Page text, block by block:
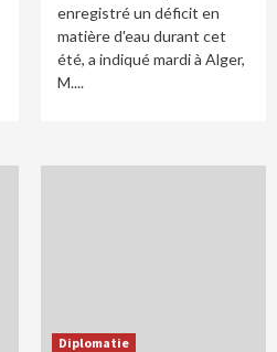
enregistré un déficit en
matière d'eau durant cet
été, a indiqué mardi à Alger,
M....
Diplomatie